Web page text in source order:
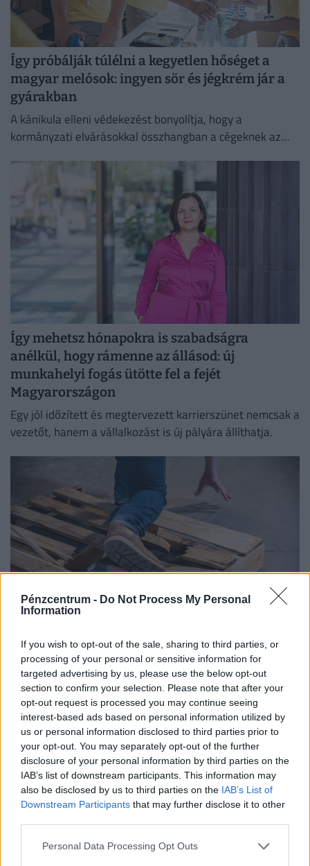
Pénzcentrum - Do Not Process My Personal
Information
If you wish to opt-out of the sale, sharing to third parties, or
processing of your personal or sensitive information for
targeted advertising by us, please use the below opt-out
section to confirm your selection. Please note that after your
opt-out request is processed you may continue seeing
interest-based ads based on personal information utilized by
us or personal information disclosed to third parties prior to
your opt-out. You may separately opt-out of the further
disclosure of your personal information by third parties on the
IAB’s list of downstream participants. This information may
also be disclosed by us to third parties on the IAB’s List of
Downstream Participants that may further disclose it to other
Personal Data Processing Opt Outs
Így próbálják túlélni a kegyetlen hőséget a
magyar melósok: ingyen sör és jégkrém jár a
gyárakban
A kánikula elleni védekezést bonyolítja, hogy a
kormányzati elvárásokkal összhangban a cégeknek az
Így mehetsz hónapokra is szabadságra
anélkül, hogy rámenne az állásod: új
munkahelyi fogás ütötte fel a fejét
Magyarországon
Egy jól időzített és megtervezett karrierszünet nemcsak a
vezetőt, hanem a vállalkozást is új pályára állíthatja.
magyarokra: életveszélyes csapdát rejt ez az
időszak
A tartós hőség nemcsak a komfortérzetet rontja, de
komoly fizikai és mentális terhet jelenthet a dolgozók
számára.